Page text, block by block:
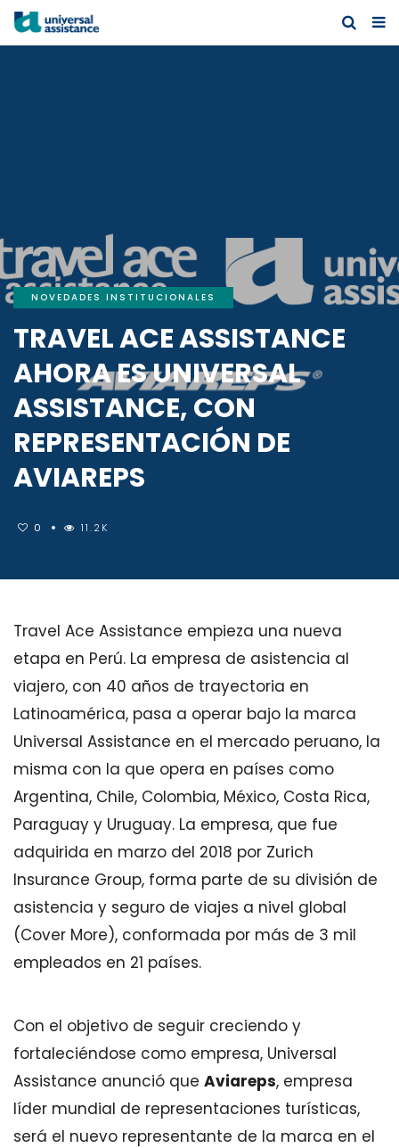
NOVEDADES INSTITUCIONALES
TRAVEL ACE ASSISTANCE
AHORA ES UNIVERSAL
ASSISTANCE, CON
REPRESENTACIÓN DE
AVIAREPS
0 11.2K
Travel Ace Assistance empieza una nueva
etapa en Perú. La empresa de asistencia al
viajero, con 40 años de trayectoria en
Latinoamérica, pasa a operar bajo la marca
Universal Assistance en el mercado peruano, la
misma con la que opera en países como
Argentina, Chile, Colombia, México, Costa Rica,
Paraguay y Uruguay. La empresa, que fue
adquirida en marzo del 2018 por Zurich
Insurance Group, forma parte de su división de
asistencia y seguro de viajes a nivel global
(Cover More), conformada por más de 3 mil
empleados en 21 países.
Con el objetivo de seguir creciendo y
fortaleciéndose como empresa, Universal
Assistance anunció que Aviareps, empresa
líder mundial de representaciones turísticas,
será el nuevo representante de la marca en el